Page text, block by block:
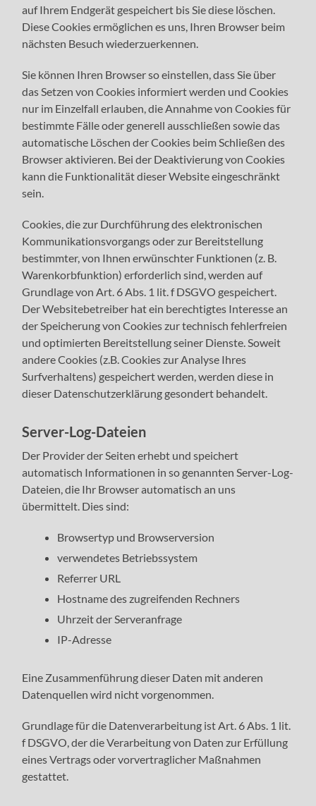
auf Ihrem Endgerät gespeichert bis Sie diese löschen.
Diese Cookies ermöglichen es uns, Ihren Browser beim
nächsten Besuch wiederzuerkennen.
Sie können Ihren Browser so einstellen, dass Sie über
das Setzen von Cookies informiert werden und Cookies
nur im Einzelfall erlauben, die Annahme von Cookies für
bestimmte Fälle oder generell ausschließen sowie das
automatische Löschen der Cookies beim Schließen des
Browser aktivieren. Bei der Deaktivierung von Cookies
kann die Funktionalität dieser Website eingeschränkt
sein.
Cookies, die zur Durchführung des elektronischen
Kommunikationsvorgangs oder zur Bereitstellung
bestimmter, von Ihnen erwünschter Funktionen (z. B.
Warenkorbfunktion) erforderlich sind, werden auf
Grundlage von Art. 6 Abs. 1 lit. f DSGVO gespeichert.
Der Websitebetreiber hat ein berechtigtes Interesse an
der Speicherung von Cookies zur technisch fehlerfreien
und optimierten Bereitstellung seiner Dienste. Soweit
andere Cookies (z.B. Cookies zur Analyse Ihres
Surfverhaltens) gespeichert werden, werden diese in
dieser Datenschutzerklärung gesondert behandelt.
Server-Log-Dateien
Der Provider der Seiten erhebt und speichert
automatisch Informationen in so genannten Server-Log-
Dateien, die Ihr Browser automatisch an uns
übermittelt. Dies sind:
Browsertyp und Browserversion
verwendetes Betriebssystem
Referrer URL
Hostname des zugreifenden Rechners
Uhrzeit der Serveranfrage
IP-Adresse
Eine Zusammenführung dieser Daten mit anderen
Datenquellen wird nicht vorgenommen.
Grundlage für die Datenverarbeitung ist Art. 6 Abs. 1 lit.
f DSGVO, der die Verarbeitung von Daten zur Erfüllung
eines Vertrags oder vorvertraglicher Maßnahmen
gestattet.